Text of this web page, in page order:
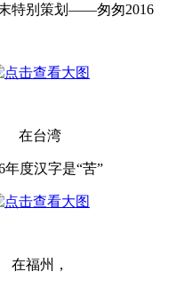
特别策划——匆匆2016
在台湾
年度汉字是“苦”
在福州，